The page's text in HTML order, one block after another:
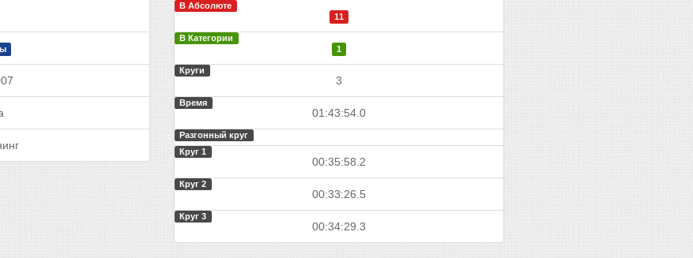
В Абсолюте
11
В Категории
1
Круги
3
Время
01:43:54.0
Разгонный круг
Круг 1
00:35:58.2
Круг 2
00:33:26.5
Круг 3
00:34:29.3